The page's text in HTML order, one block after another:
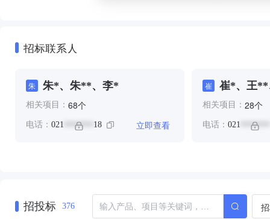
招标联系人
朱 朱*、朱**、李*
相关项目： 68个
电话： 021 ******* 18 立即查看
崔 崔*、王
相关项目： 28个
电话： 021 *******
招投标 376